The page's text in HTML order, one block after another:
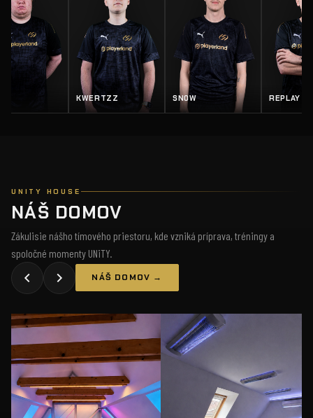
SN0W REPLAY SALTY
UNITY HOUSE
NÁŠ DOMOV
Zákulisie nášho tímového priestoru, kde vzniká príprava, tréningy a
spoločné momenty UNiTY.
NÁŠ DOMOV →